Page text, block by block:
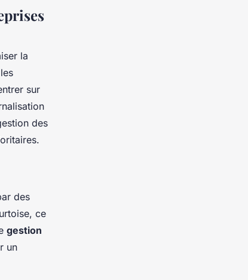
la
sur
des
des
ce
gestion
un